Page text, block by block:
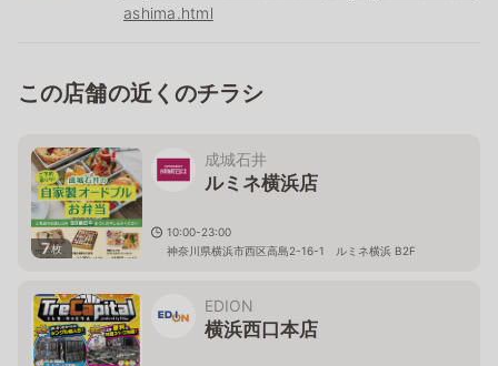
ashima.html
この店舗の近くのチラシ
7枚
成城石井
ルミネ横浜店
10:00-23:00
神奈川県横浜市西区高島2-16-1 ルミネ横浜 B2F
EDION
横浜西口本店